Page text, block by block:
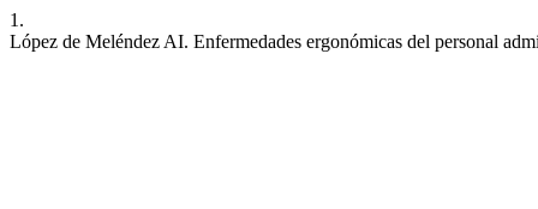
1.
López de Meléndez AI. Enfermedades ergonómicas del personal